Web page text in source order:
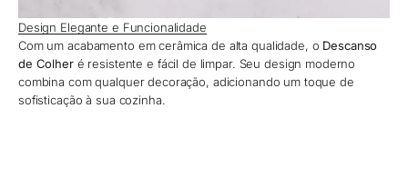
Design Elegante e Funcionalidade
Com um acabamento em cerâmica de alta qualidade, o Descanso
de Colheré resistente e fácil de limpar. Seu design moderno
combina com qualquer decoração, adicionando um toque de
sofisticação à sua cozinha.